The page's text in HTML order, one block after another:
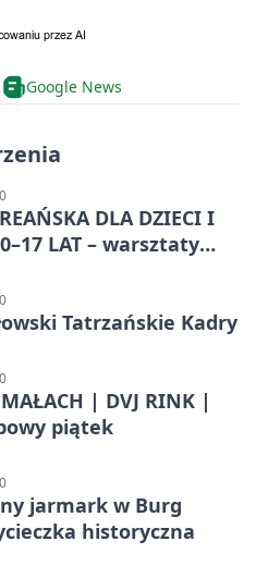
Google News
DLA DZIECI I
LAT – warsztaty
Tatrzańskie Kadry
| DVJ RINK |
piątek
jarmark w Burg
historyczna